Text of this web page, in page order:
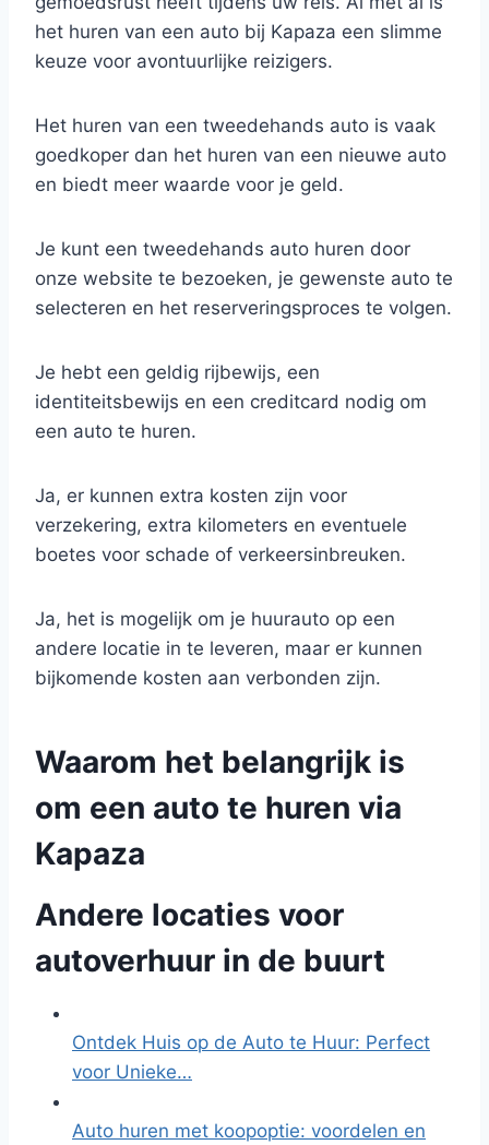
het huren van een auto bij Kapaza een slimme
keuze voor avontuurlijke reizigers.
Het huren van een tweedehands auto is vaak
goedkoper dan het huren van een nieuwe auto
en biedt meer waarde voor je geld.
Je kunt een tweedehands auto huren door
onze website te bezoeken, je gewenste auto te
selecteren en het reserveringsproces te volgen.
Je hebt een geldig rijbewijs, een
identiteitsbewijs en een creditcard nodig om
een auto te huren.
Ja, er kunnen extra kosten zijn voor
verzekering, extra kilometers en eventuele
boetes voor schade of verkeersinbreuken.
Ja, het is mogelijk om je huurauto op een
andere locatie in te leveren, maar er kunnen
bijkomende kosten aan verbonden zijn.
Waarom het belangrijk is
om een auto te huren via
Kapaza
Andere locaties voor
autoverhuur in de buurt
Ontdek Huis op de Auto te Huur: Perfect
voor Unieke…
Auto huren met koopoptie: voordelen en